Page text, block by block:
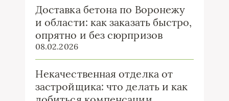
Доставка бетона по Воронежу
и области: как заказать быстро,
опрятно и без сюрпризов
08.02.2026
Некачественная отделка от
застройщика: что делать и как